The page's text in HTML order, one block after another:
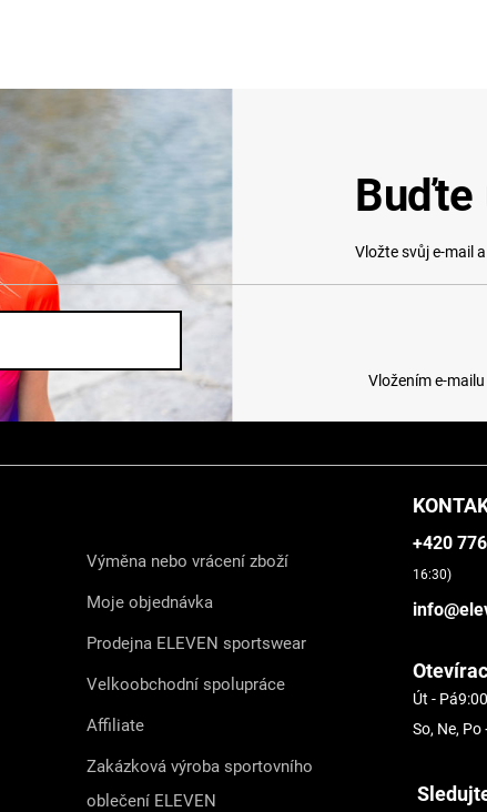
Buďte
Vložte svůj e-mail
Vložením e-
Výměna nebo vrácení zboží
Moje objednávka
Prodejna ELEVEN sportswear
Velkoobchodní spolupráce
Affiliate
Zakázková výroba sportovního
oblečení ELEVEN
+420
16:30)
Út - Pá
So, Ne,